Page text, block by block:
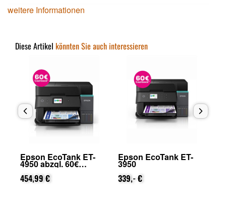
weitere Informationen
Diese Artikel könnten Sie auch interessieren
Epson EcoTank ET-
4950 abzgl. 60€
Cashback (von Epson
nach Registrierung)
454,99 €
Epson EcoTank ET-
3950
339,- €